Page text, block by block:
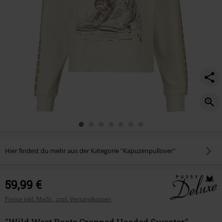
Hier findest du mehr aus der Kategorie "Kapuzenpullover"
59,99 €
Preise inkl. MwSt., zzgl. Versandkosten